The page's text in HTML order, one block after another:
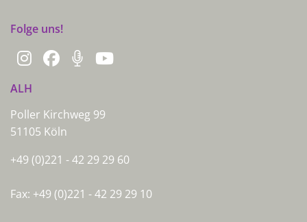
Folge uns!
ALH
Poller Kirchweg 99
51105 Köln
+49 (0)221 - 42 29 29 60
Fax: +49 (0)221 - 42 29 29 10